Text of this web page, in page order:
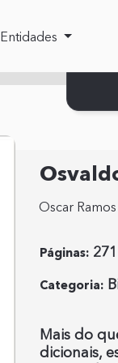
Entidades
Oscar
Páginas: 271
Categoria:
Mais do
dicionais,